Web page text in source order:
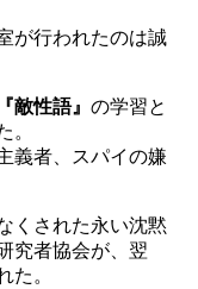
が行われたのは誠
『敵性語』の学習と
。
義者、スパイの嫌
くされた永い沈黙
究者協会が、翌
た。